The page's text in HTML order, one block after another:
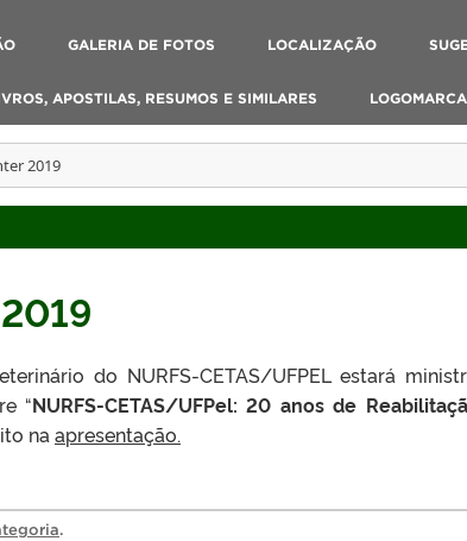
GALERIA DE FOTOS LOCALIZAÇÃO
APOSTILAS, RESUMOS E SIMILARES
2019
do NURFS-CETAS/UFPEL estará
“NURFS-CETAS/UFPel: 20 anos de
na apresentação.
.